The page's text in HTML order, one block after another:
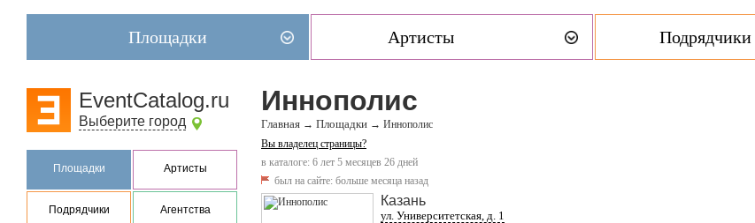
Площадки Артисты Подрядчики
EventCatalog.ru
Выберите город
Площадки Артисты
Подрядчики Агентства
Иннополис
Главная → Площадки → Иннополис
Вы владелец страницы?
в каталоге: 6 лет 5 месяцев 26 дней
был на сайте: больше месяца назад
Казань
ул. Университетская, д. 1